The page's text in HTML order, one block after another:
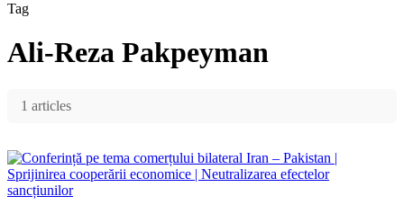
Tag
Ali-Reza Pakpeyman
1 articles